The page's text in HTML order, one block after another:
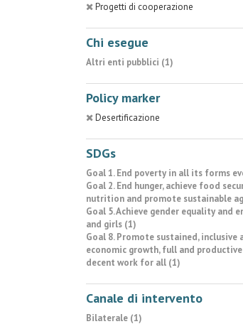
Progetti di cooperazione
Chi esegue
Altri enti pubblici (1)
Policy marker
Desertificazione
SDGs
Goal 1. End poverty in all its forms
Goal 2. End hunger, achieve food
nutrition and promote sustainable
Goal 5. Achieve gender equality and
and girls (1)
Goal 8. Promote sustained, inclusive
economic growth, full and
decent work for all (1)
Canale di intervento
Bilaterale (1)